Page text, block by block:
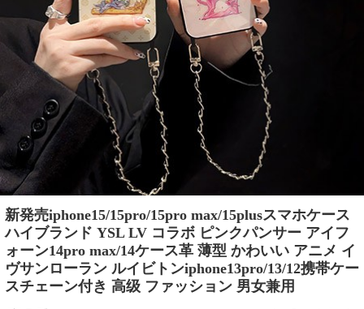
新発売iphone15/15pro/15pro max/15plusスマホケース
ハイブランド YSL LV コラボ ピンクパンサー アイフ
ォーン14pro max/14ケース革 薄型 かわいい アニメ イ
ヴサンローラン ルイビトンiphone13pro/13/12携帯ケー
スチェーン付き 高级 ファッション 男女兼用